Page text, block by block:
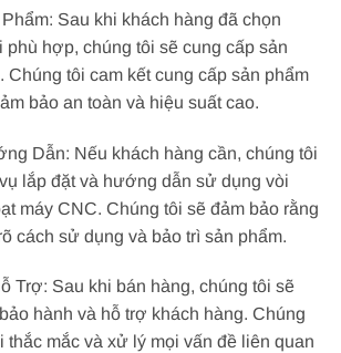
Sau khi khách hàng đã chọn
hợp, chúng tôi sẽ cung cấp sản
Chúng tôi cam kết cung cấp sản phẩm
bảo an toàn và hiệu suất cao.
Dẫn: Nếu khách hàng cần, chúng tôi
lắp đặt và hướng dẫn sử dụng vòi
máy CNC. Chúng tôi sẽ đảm bảo rằng
cách sử dụng và bảo trì sản phẩm.
Trợ: Sau khi bán hàng, chúng tôi sẽ
hành và hỗ trợ khách hàng. Chúng
thắc mắc và xử lý mọi vấn đề liên quan